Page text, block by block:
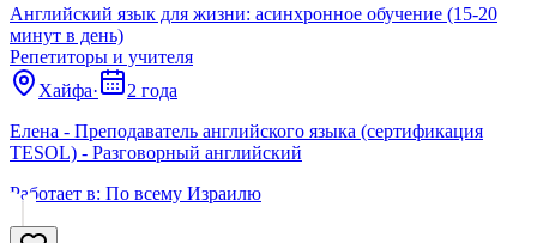
Английский язык для жизни: асинхронное обучение (15-20
минут в день)
Репетиторы и учителя
Хайфа·
2 года
Елена - Преподаватель английского языка (сертификация
TESOL) - Разговорный английский
Работает в: По всему Израилю